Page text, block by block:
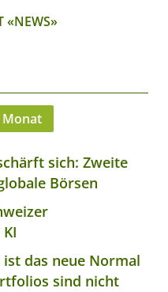
«NEWS»
Monat
sich: Zweite
Börsen
das neue Normal
sind nicht